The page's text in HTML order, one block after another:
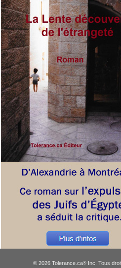
© 2026 Tolerance.ca®Inc. Tous